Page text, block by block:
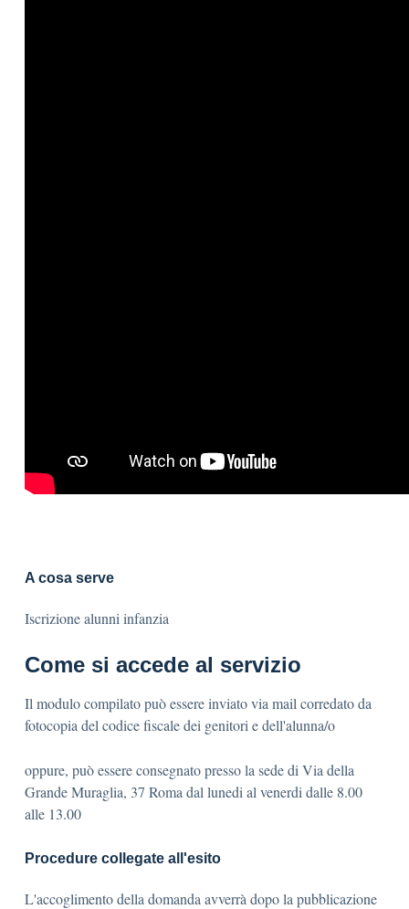
A cosa serve
Iscrizione alunni infanzia
Come si accede al servizio
Il modulo compilato può essere inviato via mail corredato da
fotocopia del codice fiscale dei genitori e dell'alunna/o
oppure, può essere consegnato presso la sede di Via della
Grande Muraglia, 37 Roma dal lunedi al venerdi dalle 8.00
alle 13.00
Procedure collegate all'esito
L'accoglimento della domanda avverrà dopo la pubblicazione